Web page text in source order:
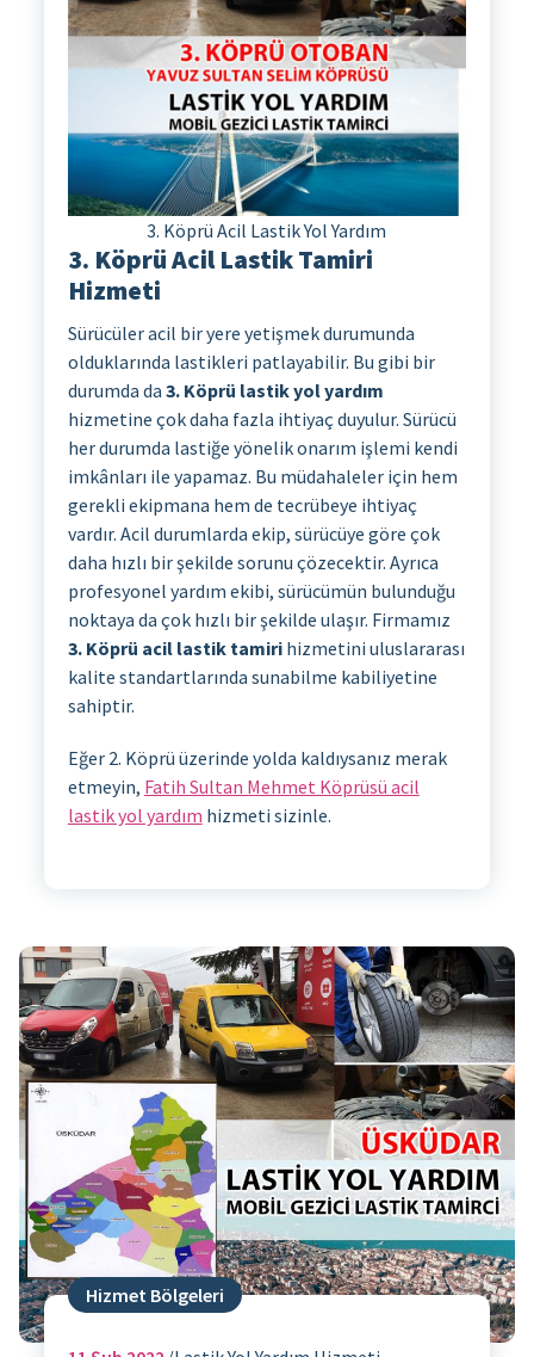
3. Köprü Acil Lastik Yol Yardım
3. Köprü Acil Lastik Tamiri
Hizmeti
Sürücüler acil bir yere yetişmek durumunda
olduklarında lastikleri patlayabilir. Bu gibi bir
durumda da 3. Köprü lastik yol yardım
hizmetine çok daha fazla ihtiyaç duyulur. Sürücü
her durumda lastiğe yönelik onarım işlemi kendi
imkânları ile yapamaz. Bu müdahaleler için hem
gerekli ekipmana hem de tecrübeye ihtiyaç
vardır. Acil durumlarda ekip, sürücüye göre çok
daha hızlı bir şekilde sorunu çözecektir. Ayrıca
profesyonel yardım ekibi, sürücümün bulunduğu
noktaya da çok hızlı bir şekilde ulaşır. Firmamız
3. Köprü acil lastik tamirihizmetini uluslararası
kalite standartlarında sunabilme kabiliyetine
sahiptir.
Eğer 2. Köprü üzerinde yolda kaldıysanız merak
etmeyin, Fatih Sultan Mehmet Köprüsü acil
lastik yol yardım hizmeti sizinle.
Hizmet Bölgeleri